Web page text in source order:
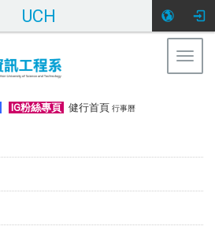
UCH
IG粉絲專頁 健行首頁 行事曆